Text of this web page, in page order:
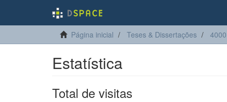
Página inicial Teses & Dissertações
Estatística
Total de visitas